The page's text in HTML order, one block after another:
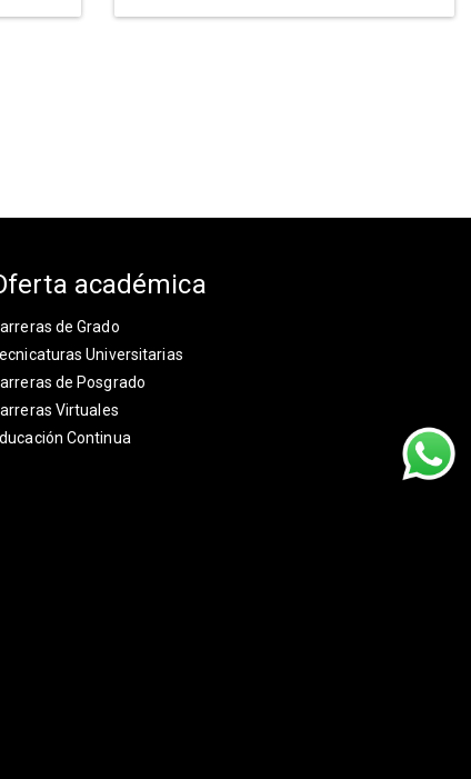
académica
de Grado
Universitarias
de Posgrado
Virtuales
Continua